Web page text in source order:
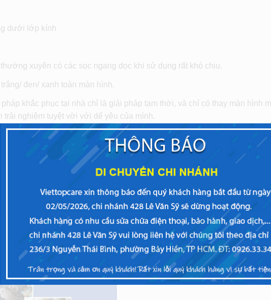
dưới lớp kính
xuyên có các sọc ngang dọc khi sử dụng rất khó chịu.
đen/ xanh toàn màn hình.
khắc phục tại nhà chỉ là giải pháp tạm thời, và chỉ có thay màn hình
trải nghiệm tuyệt vời với dế yêu của mình.
thay màn hình Gionee Marathone M3 đáng tin
sửa chữa, thay màn hình smartphone, Viettopcare đã và đang tiếp tục
Nhờ sự Uy tín và chất lượng chính mà Viettopcare nhận được sự